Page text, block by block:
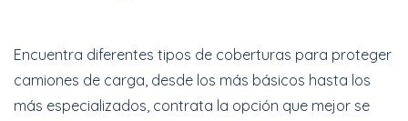
Encuentra diferentes tipos de coberturas para proteger
camiones de carga, desde los más básicos hasta los
más especializados, contrata la opción que mejor se